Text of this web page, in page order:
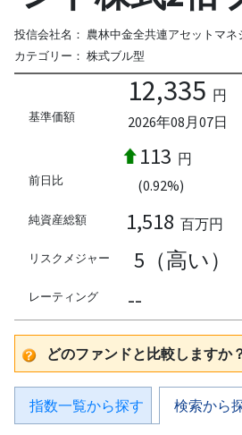
投信会社名： 農林中金全共連アセットマネ
カテゴリー： 株式ブル型
基準価額
12,335 円
2026年08月07日
前日比
113 円
(0.92%)
純資産総額 1,518 百万円
リスクメジャー 5（高い）
レーティング --
どのファンドと比較しますか
指数一覧から探す 検索から